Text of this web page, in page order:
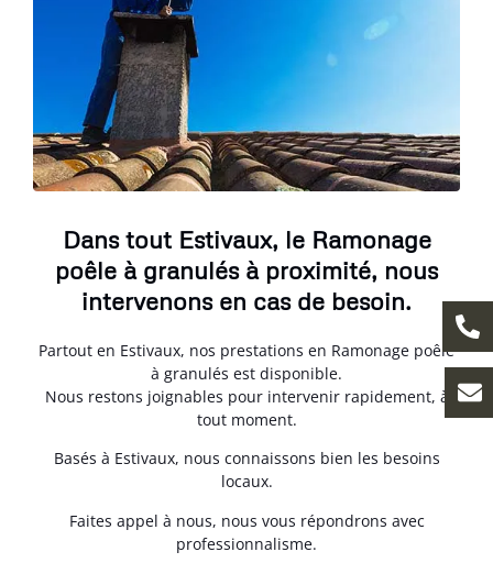
Dans tout Estivaux, le Ramonage
poêle à granulés à proximité, nous
intervenons en cas de besoin.
Partout en Estivaux, nos prestations en Ramonage poêle
à granulés est disponible.
Nous restons joignables pour intervenir rapidement, à
tout moment.
Basés à Estivaux, nous connaissons bien les besoins
locaux.
Faites appel à nous, nous vous répondrons avec
professionnalisme.